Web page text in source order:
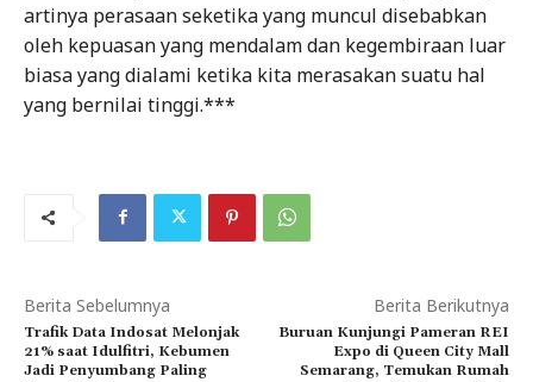
artinya perasaan seketika yang muncul disebabkan
oleh kepuasan yang mendalam dan kegembiraan luar
biasa yang dialami ketika kita merasakan suatu hal
yang bernilai tinggi.***
Berita Sebelumnya
Trafik Data Indosat Melonjak
21% saat Idulfitri, Kebumen
Jadi Penyumbang Paling
Berita Berikutnya
Buruan Kunjungi Pameran REI
Expo di Queen City Mall
Semarang, Temukan Rumah